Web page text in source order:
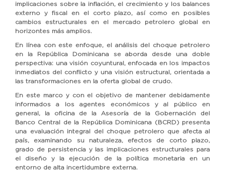
implicaciones sobre la inflación, el crecimiento y los balances
externo y fiscal en el corto plazo, así como en posibles
cambios estructurales en el mercado petrolero global en
horizontes más amplios.
En línea con este enfoque, el análisis del choque petrolero
en la República Dominicana se aborda desde una doble
perspectiva: una visión coyuntural, enfocada en los impactos
inmediatos del conflicto y una visión estructural, orientada a
las transformaciones en la oferta global de crudo.
En este marco y con el objetivo de mantener debidamente
informados a los agentes económicos y al público en
general, la oficina de la Asesoría de la Gobernación del
Banco Central de la República Dominicana (BCRD) presenta
una evaluación integral del choque petrolero que afecta al
país, examinando su naturaleza, efectos de corto plazo,
grado de persistencia y las implicaciones estructurales para
el diseño y la ejecución de la política monetaria en un
entorno de alta incertidumbre externa.